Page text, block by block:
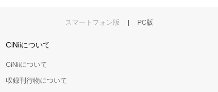
スマートフォン版 | PC版
CiNiiについて
CiNiiについて
収録刊行物について